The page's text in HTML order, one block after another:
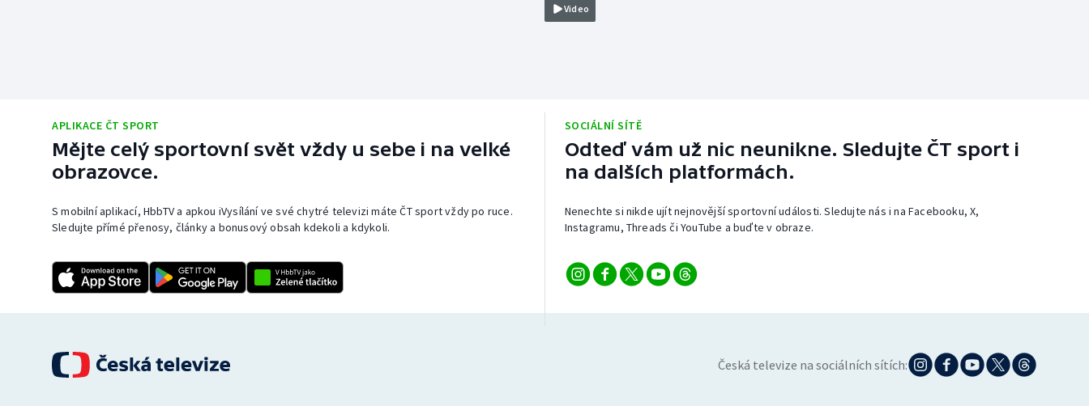
Video
APLIKACE ČT SPORT
Mějte celý sportovní svět vždy u sebe i na velké
obrazovce.
S mobilní aplikací, HbbTV a apkou iVysílání ve své chytré televizi máte ČT sport vždy po ruce.
Sledujte přímé přenosy, články a bonusový obsah kdekoli a kdykoli.
SOCIÁLNÍ SÍTĚ
Odteď vám už nic neunikne. Sledujte ČT sport i
na dalších platformách.
Nenechte si nikde ujít nejnovější sportovní události. Sledujte nás i na Facebooku, X,
Instagramu, Threads či YouTube a buďte v obraze.
Česká televize na sociálních sítích: